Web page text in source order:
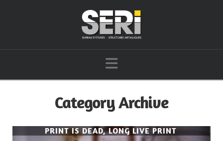
Navigation
Category Archive
PRINT IS DEAD, LONG LIVE PRINT
PRINT IS DEAD, LONG LIVE PRINT